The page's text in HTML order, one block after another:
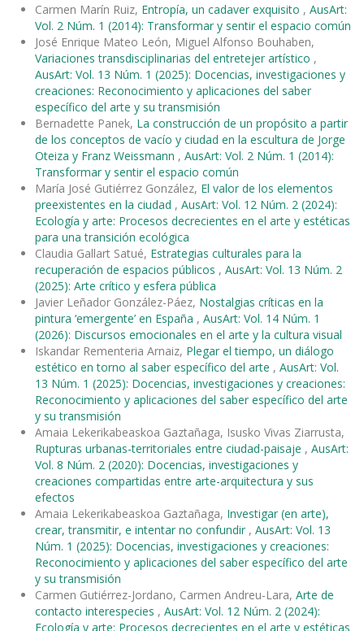
Carmen Marín Ruiz, Entropía, un cadaver exquisito , AusArt:
Vol. 2 Núm. 1 (2014): Transformar y sentir el espacio común
José Enrique Mateo León, Miguel Alfonso Bouhaben,
Variaciones transdisciplinarias del entretejer artístico ,
AusArt: Vol. 13 Núm. 1 (2025): Docencias, investigaciones y
creaciones: Reconocimiento y aplicaciones del saber
específico del arte y su transmisión
Bernadette Panek, La construcción de un propósito a partir
de los conceptos de vacío y ciudad en la escultura de Jorge
Oteiza y Franz Weissmann , AusArt: Vol. 2 Núm. 1 (2014):
Transformar y sentir el espacio común
María José Gutiérrez González, El valor de los elementos
preexistentes en la ciudad , AusArt: Vol. 12 Núm. 2 (2024):
Ecología y arte: Procesos decrecientes en el arte y estéticas
para una transición ecológica
Claudia Gallart Satué, Estrategias culturales para la
recuperación de espacios públicos , AusArt: Vol. 13 Núm. 2
(2025): Arte crítico y esfera pública
Javier Leñador González-Páez, Nostalgias críticas en la
pintura ‘emergente’ en España , AusArt: Vol. 14 Núm. 1
(2026): Discursos emocionales en el arte y la cultura visual
Iskandar Rementeria Arnaiz, Plegar el tiempo, un diálogo
estético en torno al saber específico del arte , AusArt: Vol.
13 Núm. 1 (2025): Docencias, investigaciones y creaciones:
Reconocimiento y aplicaciones del saber específico del arte
y su transmisión
Amaia Lekerikabeaskoa Gaztañaga, Isusko Vivas Ziarrusta,
Rupturas urbanas-territoriales entre ciudad-paisaje , AusArt:
Vol. 8 Núm. 2 (2020): Docencias, investigaciones y
creaciones compartidas entre arte-arquitectura y sus
efectos
Amaia Lekerikabeaskoa Gaztañaga, Investigar (en arte),
crear, transmitir, e intentar no confundir , AusArt: Vol. 13
Núm. 1 (2025): Docencias, investigaciones y creaciones:
Reconocimiento y aplicaciones del saber específico del arte
y su transmisión
Carmen Gutiérrez-Jordano, Carmen Andreu-Lara, Arte de
contacto interespecies , AusArt: Vol. 12 Núm. 2 (2024):
Ecología y arte: Procesos decrecientes en el arte y estéticas